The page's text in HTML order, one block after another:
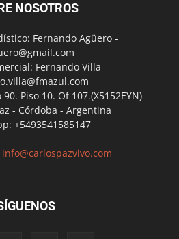
NOSOTROS
Fernando Agüero -
Fernando Villa -
Piso 10. Of 107.(X5152EYN)
- Córdoba - Argentina
+5493541585147
info@carlospazvivo.com